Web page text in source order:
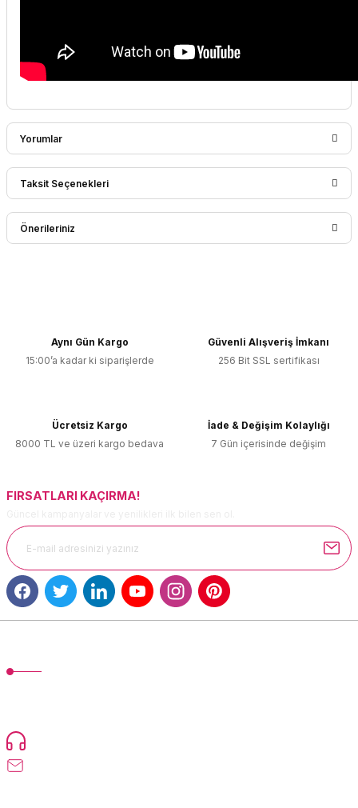
Yorumlar
Bu ürüne ilk yorumu siz yapın!
Taksit Seçenekleri
Önerileriniz
Ürün resmi kalitesiz, bozuk veya görüntülenemiyor.
Ürün fiyatı diğer sitelerden daha pahalı.
Bu ürüne benzer farklı alternatifler olmalı.
Aynı Gün Kargo
15:00’a kadar ki siparişlerde
Güvenli Alışveriş İmkanı
256 Bit SSL sertifikası
Ücretsiz Kargo
8000 TL ve üzeri kargo bedava
İade & Değişim Kolaylığı
7 Gün içerisinde değişim
FIRSATLARI KAÇIRMA!